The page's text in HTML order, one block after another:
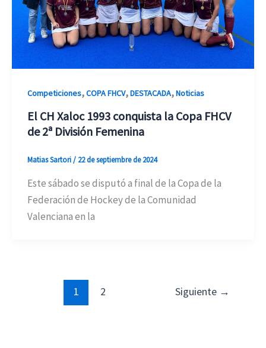
Competiciones,COPA FHCV,DESTACADA,Noticias
El CH Xaloc 1993 conquista la Copa FHCV
de 2ª División Femenina
Matias Sartori/ 22 de septiembre de 2024
Este sábado se disputó a final de la Copa de la
Federación de Hockey de la Comunidad
Valenciana en la
1 2 Siguiente →